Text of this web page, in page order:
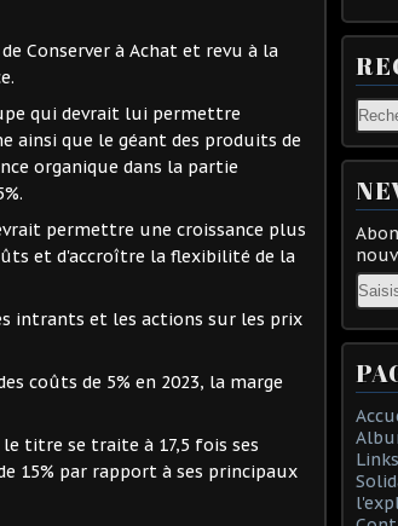
Conserver à Achat et revu à la
qui devrait lui permettre
ainsi que le géant des produits de
organique dans la partie
permettre une croissance plus
et d'accroître la flexibilité de la
intrants et les actions sur les prix
coûts de 5% en 2023, la marge
titre se traite à 17,5 fois ses
15% par rapport à ses principaux
Links